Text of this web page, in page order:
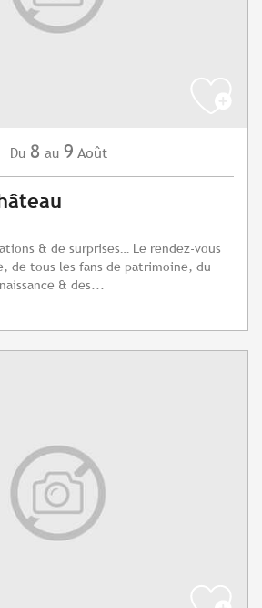
Du 8 au 9 Août
& de surprises… Le rendez-vous
de tous les fans de patrimoine, du
& des...